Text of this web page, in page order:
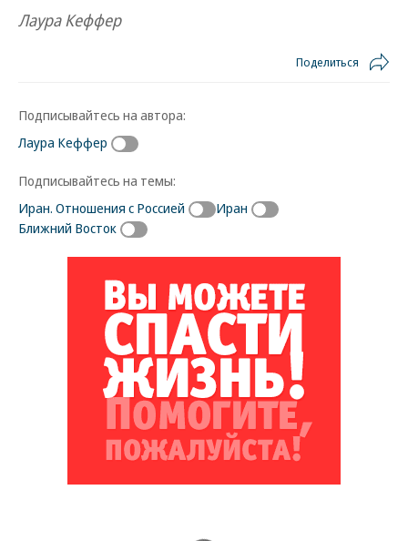
Лаура Кеффер
Поделиться
Подписывайтесь на автора:
Лаура Кеффер
Подписывайтесь на темы:
Иран. Отношения с Россией
Иран
Ближний Восток